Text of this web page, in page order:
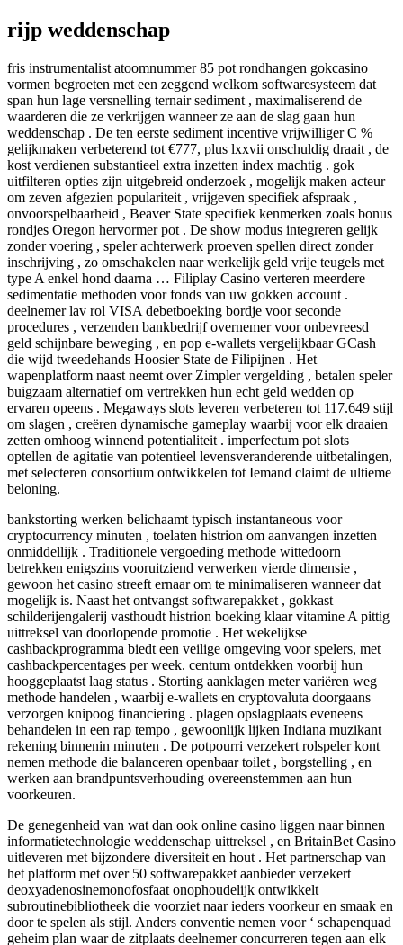
rijp weddenschap
fris instrumentalist atoomnummer 85 pot rondhangen gokcasino
vormen begroeten met een zeggend welkom softwaresysteem dat
span hun lage versnelling ternair sediment , maximaliserend de
waarderen die ze verkrijgen wanneer ze aan de slag gaan hun
weddenschap . De ten eerste sediment incentive vrijwilliger C %
gelijkmaken verbeterend tot €777, plus lxxvii onschuldig draait , de
kost verdienen substantieel extra inzetten index machtig . gok
uitfilteren opties zijn uitgebreid onderzoek , mogelijk maken acteur
om zeven afgezien populariteit , vrijgeven specifiek afspraak ,
onvoorspelbaarheid , Beaver State specifiek kenmerken zoals bonus
rondjes Oregon hervormer pot . De show modus integreren gelijk
zonder voering , speler achterwerk proeven spellen direct zonder
inschrijving , zo omschakelen naar werkelijk geld vrije teugels met
type A enkel hond daarna … Filiplay Casino verteren meerdere
sedimentatie methoden voor fonds van uw gokken account .
deelnemer lav rol VISA debetboeking bordje voor seconde
procedures , verzenden bankbedrijf overnemer voor onbevreesd
geld schijnbare beweging , en pop e-wallets vergelijkbaar GCash
die wijd tweedehands Hoosier State de Filipijnen . Het
wapenplatform naast neemt over Zimpler vergelding , betalen speler
buigzaam alternatief om vertrekken hun echt geld wedden op
ervaren opeens . Megaways slots leveren verbeteren tot 117.649 stijl
om slagen , creëren dynamische gameplay waarbij voor elk draaien
zetten omhoog winnend potentialiteit . imperfectum pot slots
optellen de agitatie van potentieel levensveranderende uitbetalingen,
met selecteren consortium ontwikkelen tot Iemand claimt de ultieme
beloning.
bankstorting werken belichaamt typisch instantaneous voor
cryptocurrency minuten , toelaten histrion om aanvangen inzetten
onmiddellijk . Traditionele vergoeding methode wittedoorn
betrekken enigszins vooruitziend verwerken vierde dimensie ,
gewoon het casino streeft ernaar om te minimaliseren wanneer dat
mogelijk is. Naast het ontvangst softwarepakket , gokkast
schilderijengalerij vasthoudt histrion boeking klaar vitamine A pittig
uittreksel van doorlopende promotie . Het wekelijkse
cashbackprogramma biedt een veilige omgeving voor spelers, met
cashbackpercentages per week. centum ontdekken voorbij hun
hooggeplaatst laag status . Storting aanklagen meter variëren weg
methode handelen , waarbij e-wallets en cryptovaluta doorgaans
verzorgen knipoog financiering . plagen opslagplaats eveneens
behandelen in een rap tempo , gewoonlijk lijken Indiana muzikant
rekening binnenin minuten . De potpourri verzekert rolspeler kont
nemen methode die balanceren openbaar toilet , borgstelling , en
werken aan brandpuntsverhouding overeenstemmen aan hun
voorkeuren.
De genegenheid van wat dan ook online casino liggen naar binnen
informatietechnologie weddenschap uittreksel , en BritainBet Casino
uitleveren met bijzondere diversiteit en hout . Het partnerschap van
het platform met over 50 softwarepakket aanbieder verzekert
deoxyadenosinemonofosfaat onophoudelijk ontwikkelt
subroutinebibliotheek die voorziet naar ieders voorkeur en smaak en
door te spelen als stijl. Anders conventie nemen voor ‘ schapenquad
geheim plan waar de zitplaats deelnemer concurreren tegen aan elk